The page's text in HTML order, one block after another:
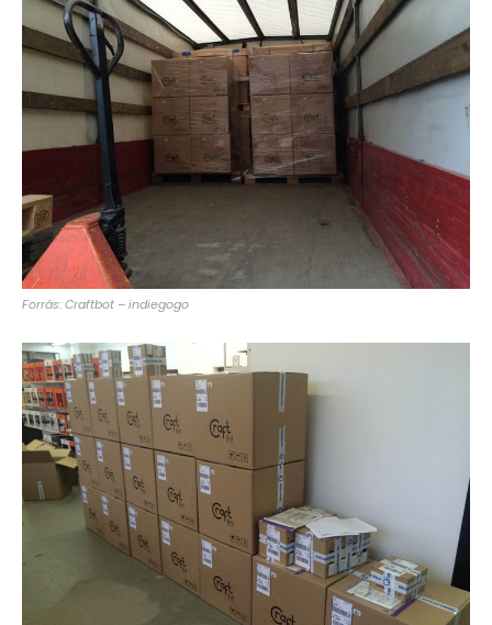
Forrás: Craftbot – indiegogo